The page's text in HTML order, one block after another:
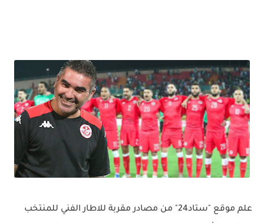
علم موقع "ستاد24" من مصادر مقربة للاطار الفني للمنتخب